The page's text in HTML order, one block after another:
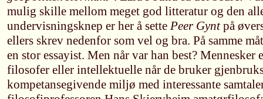
mulig skille mellom meget god litteratur og den
undervisningsknep er her å sette Peer Gyntpå
ellers skrev nedenfor som vel og bra. På samme
en stor essayist. Men når var han best? Mennesker
filosofer eller intellektuelle når de bruker
kompetansegivende miljø med interessante